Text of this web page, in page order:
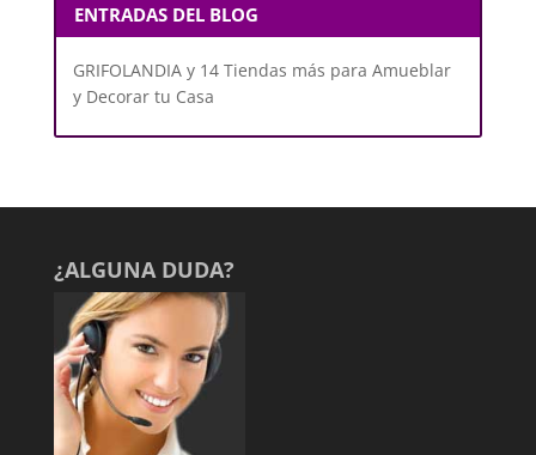
ENTRADAS DEL BLOG
GRIFOLANDIA y 14 Tiendas más para Amueblar
y Decorar tu Casa
¿ALGUNA DUDA?